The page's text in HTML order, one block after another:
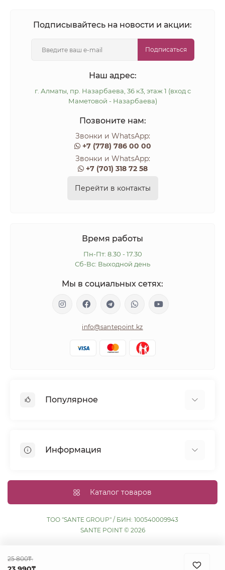
25 800₸.
Подписывайтесь на новости и акции:
Подписаться
Наш адрес:
г. Алматы, пр. Назарбаева, 36 к3, этаж 1 (вход с
Маметовой - Назарбаева)
Позвоните нам:
Звонки и WhatsApp:
+7 (778) 786 00 00
Звонки и WhatsApp:
+7 (701) 318 72 58
Перейти в контакты
Время работы
Пн-Пт: 8.30 - 17.30
Сб-Вс: Выходной день
Мы в социальных сетях:
info@santepoint.kz
Популярное
Диабетикам
Кормящим
Информация
Процедура оплаты картой
Политика конфиденциальности
Публичная оферта
Реквизиты компании
Акции
Каталог товаров
ТОО "SANTE GROUP" / БИН: 100540009943
SANTE POINT © 2026